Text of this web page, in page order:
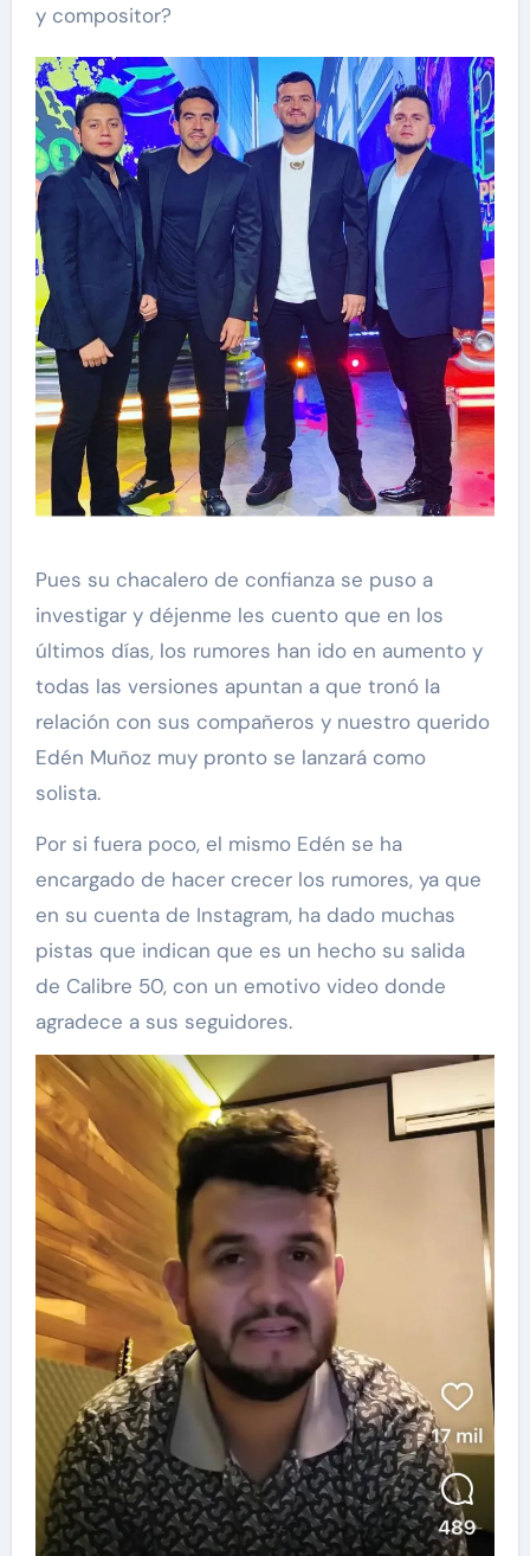
y compositor?
Pues su chacalero de confianza se puso a
investigar y déjenme les cuento que en los
últimos días, los rumores han ido en aumento y
todas las versiones apuntan a que tronó la
relación con sus compañeros y nuestro querido
Edén Muñoz muy pronto se lanzará como
solista.
Por si fuera poco, el mismo Edén se ha
encargado de hacer crecer los rumores, ya que
en su cuenta de Instagram, ha dado muchas
pistas que indican que es un hecho su salida
de Calibre 50, con un emotivo video donde
agradece a sus seguidores.